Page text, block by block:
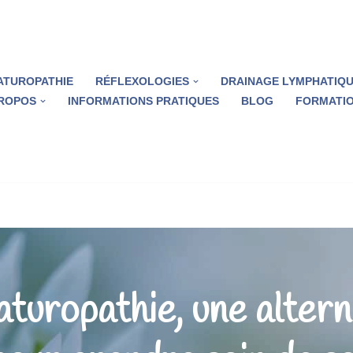
RÉFLEXOLOGIES
DRAINAGE
INFORMATIONS PRATIQUES BLOG
une